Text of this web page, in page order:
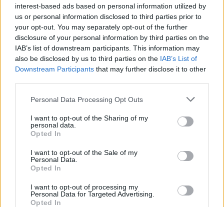
interest-based ads based on personal information utilized by
us or personal information disclosed to third parties prior to
your opt-out. You may separately opt-out of the further
disclosure of your personal information by third parties on the
IAB’s list of downstream participants. This information may
also be disclosed by us to third parties on the IAB’s List of
Downstream Participants that may further disclose it to other
Personal Data Processing Opt Outs
I want to opt-out of the Sharing of my
personal data.
Opted In
I want to opt-out of the Sale of my
Personal Data.
Opted In
I want to opt-out of processing my
Personal Data for Targeted Advertising.
Opted In
Οι Pulp επανενώνονται μετά από 11 χρόνια, κι έχουμε έναν
λόγο να μετράμε αντίστροφα για το 2023
Ο Jarvis Cocker ανασχηματίζει το
αγαπημένο συγκρότημα από το Sheffield για
10 συναυλίες στο Ηνωμένο Βασίλειο και την
29.10.2022